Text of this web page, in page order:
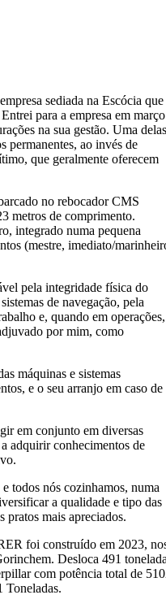
sediada na Escócia que
para a empresa em março
na sua gestão. Uma
permanentes, ao invés de
que geralmente oferecem
no rebocador CMS
metros de comprimento.
integrado numa pequena
(mestre, imediato/
pela integridade física do
de navegação, pela
e, quando em operações,
por mim, como
máquinas e sistemas
e o seu arranjo em caso de
em conjunto em diversas
adquirir conhecimentos de
todos nós cozinhamos, numa
a qualidade e tipo das
pratos mais apreciados.
foi construído em 2023,
Desloca 491
com potência total de
Toneladas.